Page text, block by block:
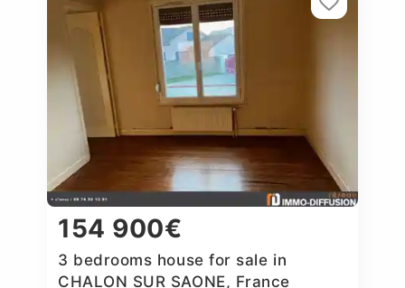
154 900€
3 bedrooms house for sale in
CHALON SUR SAONE, France